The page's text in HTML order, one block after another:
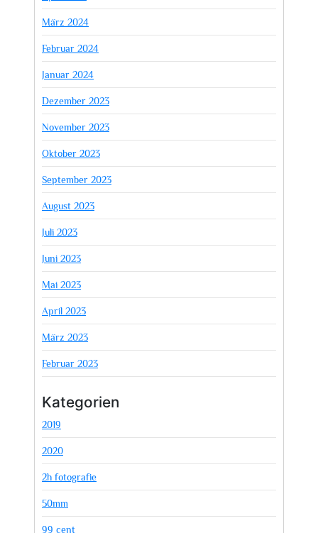
März 2024
Februar 2024
Januar 2024
Dezember 2023
November 2023
Oktober 2023
September 2023
August 2023
Juli 2023
Juni 2023
Mai 2023
April 2023
März 2023
Februar 2023
Kategorien
2019
2020
2h fotografie
50mm
99 cent